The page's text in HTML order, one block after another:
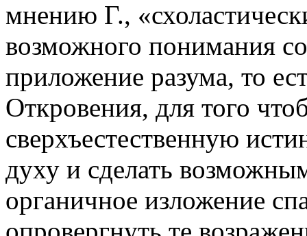
мнению Г.,
возможного понимания
приложение разума, то
Откровения, для того
сверхъестественную
духу и сделать
органичное изложение